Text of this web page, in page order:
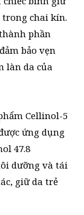
chai kín.
phần
bảo vẹn
làn da của
Cellinol-5
ứng dụng
47.8
dưỡng và tái
giữ da trẻ